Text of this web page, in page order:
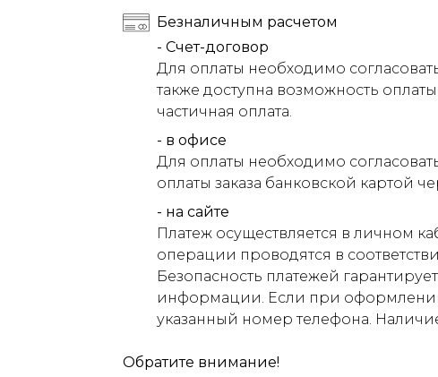
Безналичным расчетом
- Счет-договор
Для оплаты необходимо
также доступна возможность
частичная оплата.
- в офисе
Для оплаты необходимо
оплаты заказа банковской картой
- на сайте
Платеж осуществляется в личном
операции проводятся в
Безопасность платежей
информации. Если при оформлении
указанный номер телефона.
Обратите внимание!